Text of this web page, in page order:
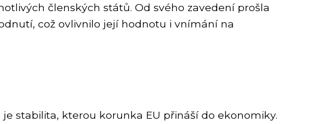
členských států. Od svého zavedení prošla
což ovlivnilo její hodnotu i vnímání na
stabilita, kterou korunka EU přináší do ekonomiky.